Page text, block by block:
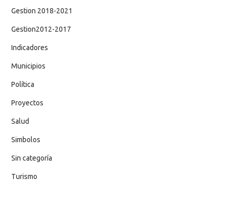
Gestion 2018-2021
Gestion2012-2017
Indicadores
Municipios
Política
Proyectos
Salud
Simbolos
Sin categoría
Turismo